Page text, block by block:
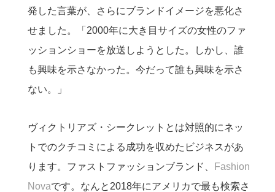
発した言葉が、さらにブランドイメージを悪化さ
せました。「2000年に大き目サイズの女性のファ
ッションショーを放送しようとした。しかし、誰
も興味を示さなかった。今だって誰も興味を示さ
ない。」
ヴィクトリアズ・シークレットとは対照的にネッ
トでのクチコミによる成功を収めたビジネスがあ
ります。ファストファッションブランド、
Fashion
Novaです。 なんと2018年にアメリカで最も検索さ